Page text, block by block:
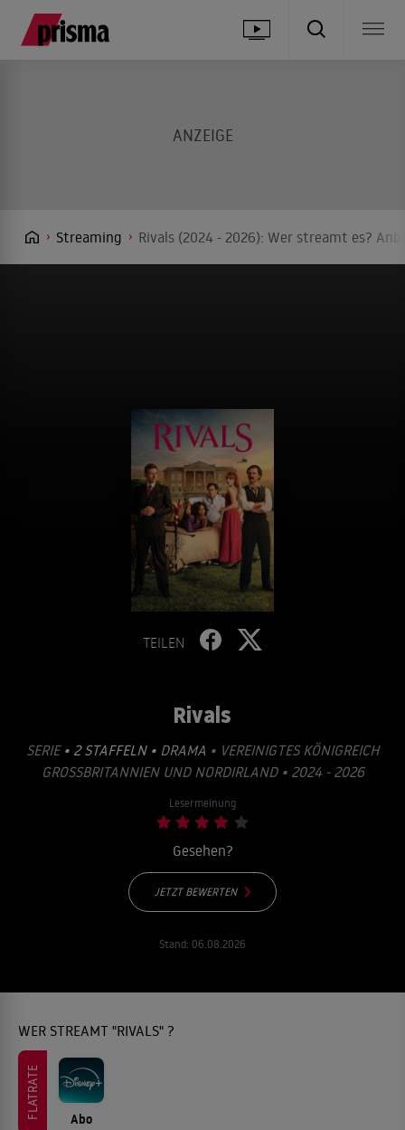
Streaming Rivals (2024 - 2026): Wer streamt es?
TEILEN
Rivals
SERIE • 2 STAFFELN • DRAMA • VEREINIGTES KÖNIGREICH
GROSSBRITANNIEN UND NORDIRLAND • 2024 - 2026
Lesermeinung
Gesehen?
JETZT BEWERTEN
Stand: 06.08.2026
WER STREAMT "RIVALS" ?
FLATRATE Abo